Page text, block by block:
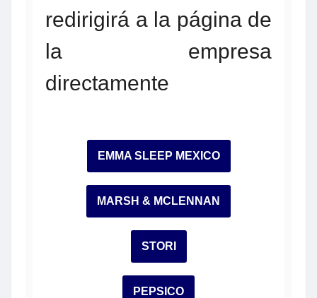
redirigirá a la página de
la empresa
directamente
EMMA SLEEP MEXICO
MARSH & MCLENNAN
STORI
PEPSICO